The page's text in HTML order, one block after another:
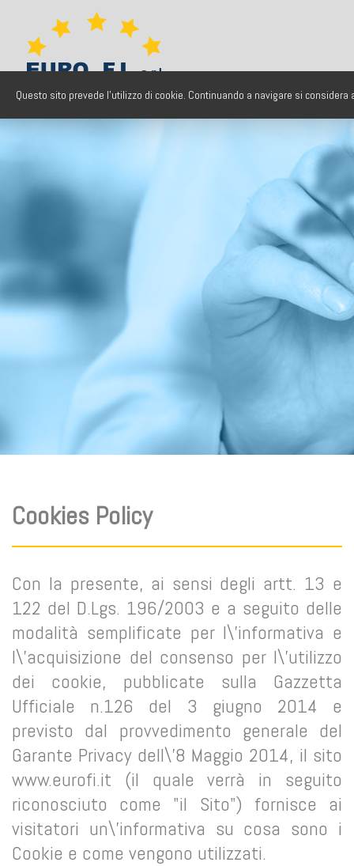
Questo sito prevede l'utilizzo di cookie. Continuando a navigare si
Cookies Policy
Con la presente, ai sensi degli artt. 13 e
122 del D.Lgs. 196/2003 e a seguito delle
modalità semplificate per l\'informativa e
l\'acquisizione del consenso per l\'utilizzo
dei cookie, pubblicate sulla Gazzetta
Ufficiale n.126 del 3 giugno 2014 e
previsto dal provvedimento generale del
Garante Privacy dell\'8 Maggio 2014, il sito
www.eurofi.it (il quale verrà in seguito
riconosciuto come "il Sito") fornisce ai
visitatori un\'informativa su cosa sono i
Cookie e come vengono utilizzati.